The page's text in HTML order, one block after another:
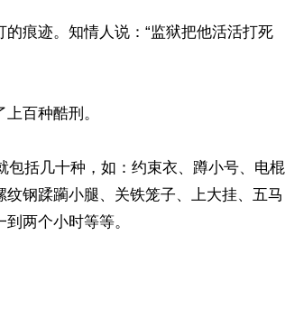
痕迹。知情人说：“监狱把他活活打死
百种酷刑。
括几十种，如：约束衣、蹲小号、电棍
钢蹂躏小腿、关铁笼子、上大挂、五马
两个小时等等。